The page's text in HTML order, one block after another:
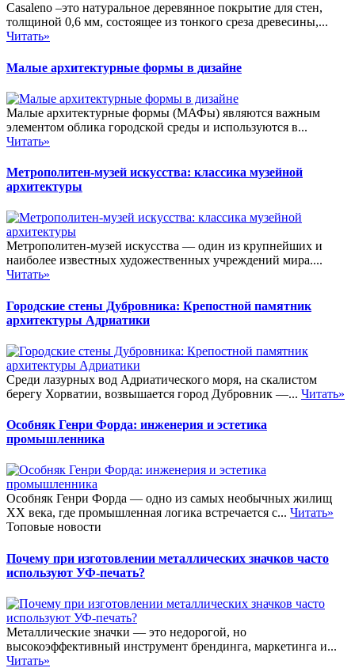
Casaleno –это натуральное деревянное покрытие для стен,
толщиной 0,6 мм, состоящее из тонкого среза древесины,...
Читать»
Малые архитектурные формы в дизайне
Малые архитектурные формы (МАФы) являются важным
элементом облика городской среды и используются в...
Читать»
Метрополитен-музей искусства: классика музейной
архитектуры
Метрополитен-музей искусства — один из крупнейших и
наиболее известных художественных учреждений мира....
Читать»
Городские стены Дубровника: Крепостной памятник
архитектуры Адриатики
Среди лазурных вод Адриатического моря, на скалистом
берегу Хорватии, возвышается город Дубровник —... Читать»
Особняк Генри Форда: инженерия и эстетика
промышленника
Особняк Генри Форда — одно из самых необычных жилищ
XX века, где промышленная логика встречается с... Читать»
Топовые новости
Почему при изготовлении металлических значков часто
используют УФ-печать?
Металлические значки — это недорогой, но
высокоэффективный инструмент брендинга, маркетинга и...
Читать»